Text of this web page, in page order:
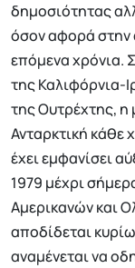
δημοσιότητας
όσον αφορά
επόμενα χρόνια.
της Καλιφόρνια-
της Ουτρέχτης,
Ανταρκτική κάθε
έχει εμφανίσει
1979 μέχρι
Αμερικανών και
αποδίδεται
αναμένεται να